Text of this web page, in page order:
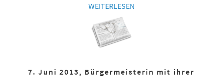
WEITERLESEN
7. Juni 2013, Bürgermeisterin mit ihrer